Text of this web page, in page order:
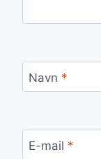
Navn *
E-mail *